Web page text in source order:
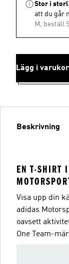
Stor i
att du går
M, beställ
Lägg i
Beskrivning
EN T-SHIRT
Visa upp din
adidas
oavsett
One Team-